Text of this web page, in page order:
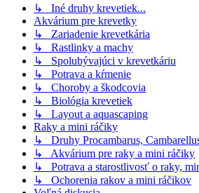
↳ Iné druhy krevetiek...
Akvárium pre krevetky
↳ Zariadenie krevetkária
↳ Rastlinky a machy
↳ Spolubývajúci v krevetkáriu
↳ Potrava a kŕmenie
↳ Choroby a škodcovia
↳ Biológia krevetiek
↳ Layout a aquascaping
Raky a mini ráčiky
↳ Druhy Procambarus,
↳ Akvárium pre raky a mini ráčiky
↳ Potrava a starostlivosť o raky,
↳ Ochorenia rakov a mini ráčikov